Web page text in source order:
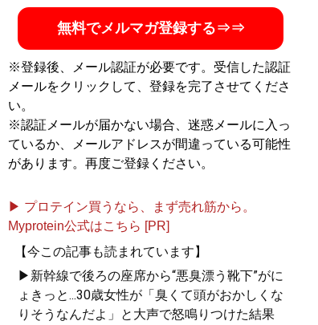
無料でメルマガ登録する⇒⇒
※登録後、メール認証が必要です。受信した認証
メールをクリックして、登録を完了させてくださ
い。
※認証メールが届かない場合、迷惑メールに入っ
ているか、メールアドレスが間違っている可能性
があります。再度ご登録ください。
▶ プロテイン買うなら、まず売れ筋から。
Myprotein公式はこちら [PR]
【今この記事も読まれています】
▶新幹線で後ろの座席から“悪臭漂う靴下”がに
ょきっと...30歳女性が「臭くて頭がおかしくな
りそうなんだよ」と大声で怒鳴りつけた結果